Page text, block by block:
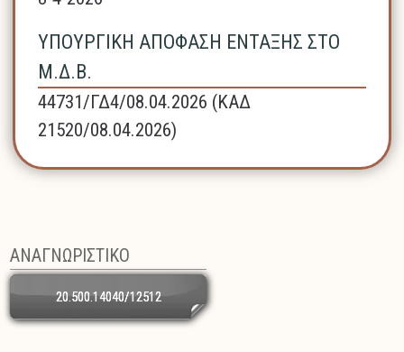
ΥΠΟΥΡΓΙΚΗ ΑΠΟΦΑΣΗ ΕΝΤΑΞΗΣ ΣΤΟ
Μ.Δ.Β.
44731/ΓΔ4/08.04.2026 (ΚΑΔ
21520/08.04.2026)
ΑΝΑΓΝΩΡΙΣΤΙΚΟ
20.500.14040/12512